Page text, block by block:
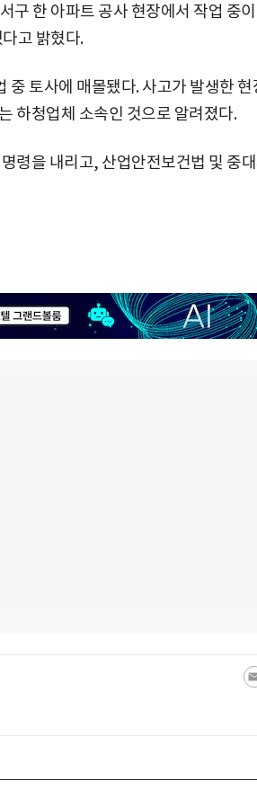
구 한 아파트 공사 현장에서 작업 중
고 밝혔다.
중 토사에 매몰됐다. 사고가 발생한 현
하청업체 소속인 것으로 알려졌다.
령을 내리고, 산업안전보건법 및 중대